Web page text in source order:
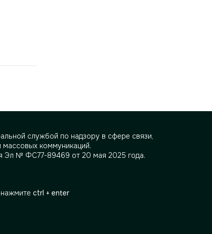
службой по надзору в сфере связи,
коммуникаций.
Эл № ФС77-89469 от 20 мая 2025 года.
ctrl + enter